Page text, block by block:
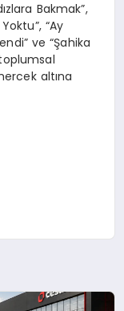
Bakmak”,
“Ay
ve “Şahika
altına